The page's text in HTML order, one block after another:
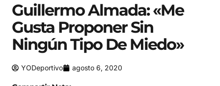
Guillermo Almada: «Me
Gusta Proponer Sin
Ningún Tipo De Miedo»
YODeportivo agosto 6, 2020